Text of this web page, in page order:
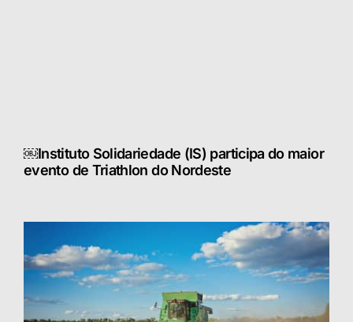
￼Instituto Solidariedade (IS) participa do maior
evento de Triathlon do Nordeste